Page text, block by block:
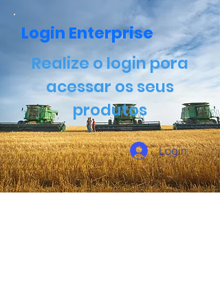
Login Enterprise
Realize o login pora
acessar os seus
produtos
Login